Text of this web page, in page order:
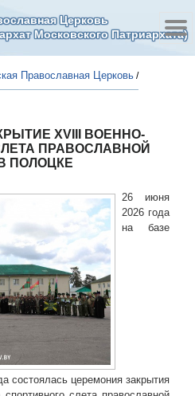
Церковь
Московского Патриархата)
Православная Церковь /
XVIII ВОЕННО-
ПРАВОСЛАВНОЙ
ПОЛОЦКЕ
26 июня
2026 года
на базе
состоялась церемония закрытия